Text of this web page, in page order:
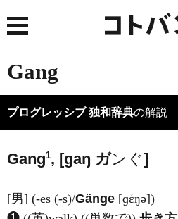
Gang
プログレッシブ 独和辞典の解説
Gang1, [ɡaŋ ガンぐ]
[男] (-es (-s)/Gänge [ɡέŋə])